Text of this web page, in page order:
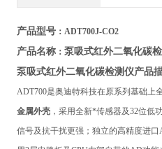
产品型号：ADT700J-CO2
产品名称： 泵吸式红外二氧化碳
泵吸式红外二氧化碳检测仪产品
ADT700是奥迪特科技在原系列基础上
金属外壳，采用全新*传感器及32位低
信号及抗干扰更强；独立的高精度进